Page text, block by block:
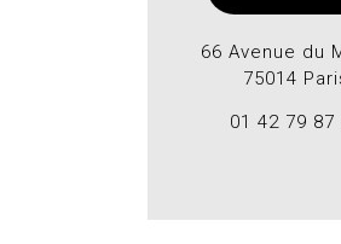
66 Avenue du
75014
01 42 79 87